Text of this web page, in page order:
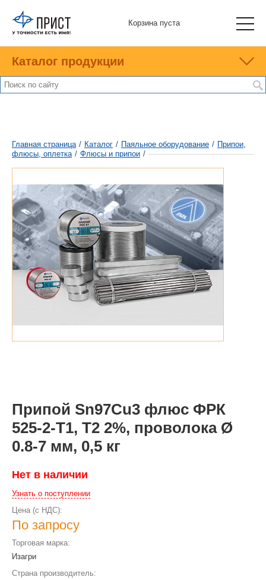
Корзина пуста
Каталог продукции
Главная страница / Каталог / Паяльное оборудование / Припои,
флюсы, оплетка / Флюсы и припои /
Припой Sn97Cu3 флюс ФРК
525-2-Т1, Т2 2%, проволока Ø
0.8-7 мм, 0,5 кг
Нет в наличии
Узнать о поступлении
Цена (с НДС):
По запросу
Торговая марка:
Изагри
Страна производитель: